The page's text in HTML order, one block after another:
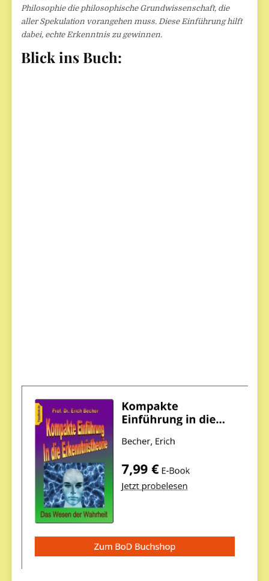
Philosophie die philosophische Grundwissenschaft, die
aller Spekulation vorangehen muss. Diese Einführung hilft
dabei, echte Erkenntnis zu gewinnen.
Blick ins Buch: